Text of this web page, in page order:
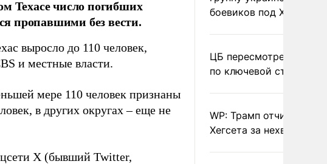
Техасе число погибших
пропавшими без вести.
выросло до 110 человек,
и местные власти.
мере 110 человек признаны
в других округах – еще не
X (бывший Twitter,
боевиков под
ЦБ пересмотрел
по ключевой ставке
WP: Трамп отчитал
Хегсета за нехватку